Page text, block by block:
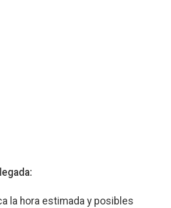
la hora estimada y posibles